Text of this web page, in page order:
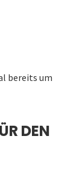
bereits um
DEN